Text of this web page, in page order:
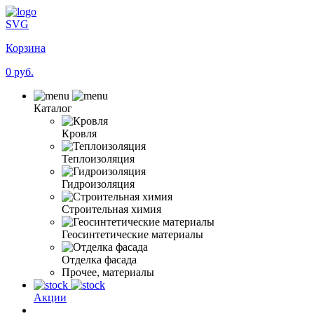
SVG
Корзина
0 руб.
Каталог
Кровля
Теплоизоляция
Гидроизоляция
Строительная химия
Геосинтетические материалы
Отделка фасада
Прочее, материалы
Акции